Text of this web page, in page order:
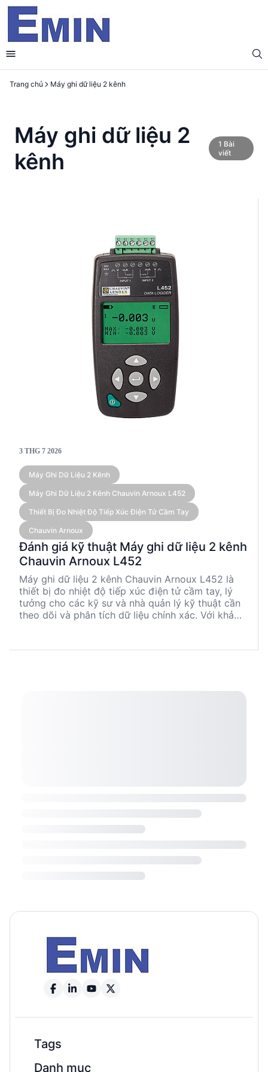
Trang chủ Máy ghi dữ liệu 2 kênh
Máy ghi dữ liệu 2
kênh
1 Bài
viết
3 THG 7 2026
Máy Ghi Dữ Liệu 2 Kênh
Máy Ghi Dữ Liệu 2 Kênh Chauvin Arnoux L452
Thiết Bị Đo Nhiệt Độ Tiếp Xúc Điện Tử Cầm Tay
Chauvin Arnoux
Đánh giá kỹ thuật Máy ghi dữ liệu 2 kênh
Chauvin Arnoux L452
Máy ghi dữ liệu 2 kênh Chauvin Arnoux L452 là
thiết bị đo nhiệt độ tiếp xúc điện tử cầm tay, lý
tưởng cho các kỹ sư và nhà quản lý kỹ thuật cần
theo dõi và phân tích dữ liệu chính xác. Với khả
chọn đáng tin cậy cho nhiều ứng dụng công
Tags
Danh mục